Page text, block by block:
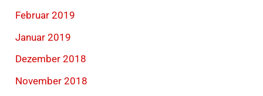
Februar 2019
Januar 2019
Dezember 2018
November 2018